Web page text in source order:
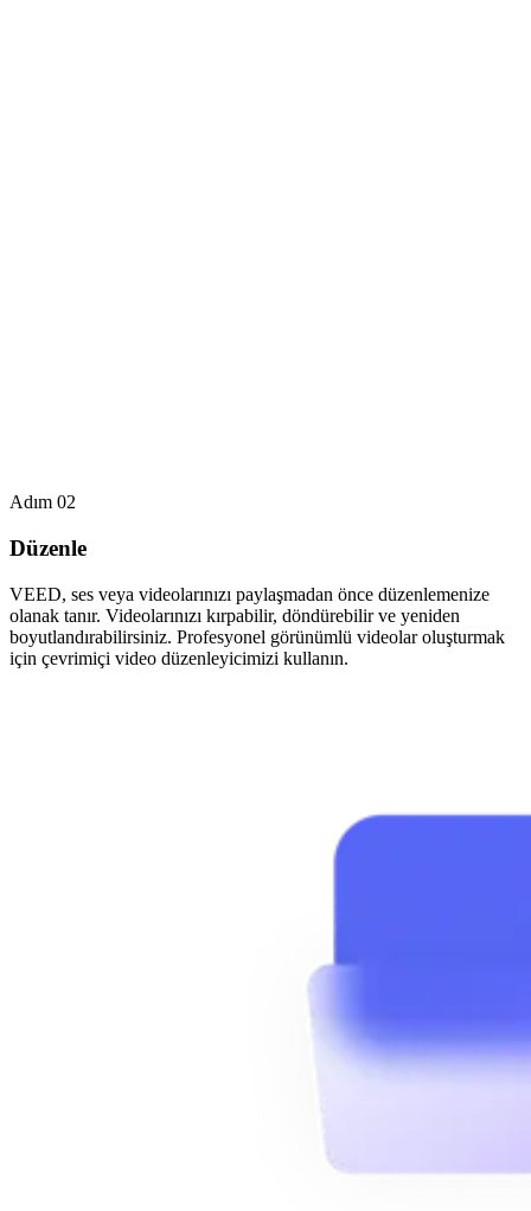
Adım 02
Düzenle
VEED, ses veya videolarınızı paylaşmadan önce düzenlemenize
olanak tanır. Videolarınızı kırpabilir, döndürebilir ve yeniden
boyutlandırabilirsiniz. Profesyonel görünümlü videolar oluşturmak
için çevrimiçi video düzenleyicimizi kullanın.